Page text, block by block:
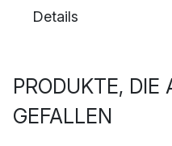
Details
PRODUKTE, DIE
GEFALLEN